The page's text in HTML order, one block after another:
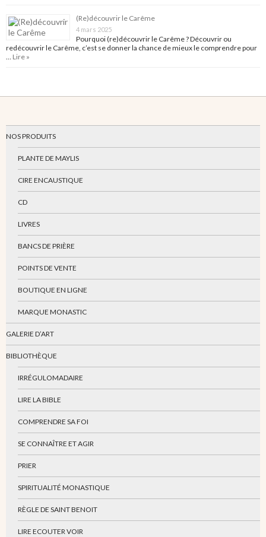
(Re)découvrir le Carême
4 mars 2025
Pourquoi (re)découvrir le Carême ? Découvrir ou
redécouvrir le Carême, c’est se donner la chance de mieux le comprendre pour
… Lire »
NOS PRODUITS
PLANTE DE MAYLIS
CIRE ENCAUSTIQUE
CD
LIVRES
BANCS DE PRIÈRE
POINTS DE VENTE
BOUTIQUE EN LIGNE
MARQUE MONASTIC
GALERIE D’ART
BIBLIOTHÈQUE
IRRÉGULOMADAIRE
LIRE LA BIBLE
COMPRENDRE SA FOI
SE CONNAÎTRE ET AGIR
PRIER
SPIRITUALITÉ MONASTIQUE
RÈGLE DE SAINT BENOIT
LIRE ECOUTER VOIR